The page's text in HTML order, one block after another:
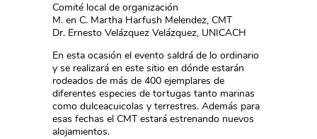
Comité local de organización
M. en C. Martha Harfush Melendez, CMT
Dr. Ernesto Velázquez Velázquez, UNICACH
En esta ocasión el evento saldrá de lo ordinario
y se realizará en este sitio en dónde estarán
rodeados de más de 400 ejemplares de
diferentes especies de tortugas tanto marinas
como dulceacuicolas y terrestres. Además para
esas fechas el CMT estará estrenando nuevos
alojamientos.